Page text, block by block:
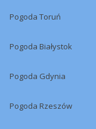
Pogoda Toruń
Pogoda Białystok
Pogoda Gdynia
Pogoda Rzeszów